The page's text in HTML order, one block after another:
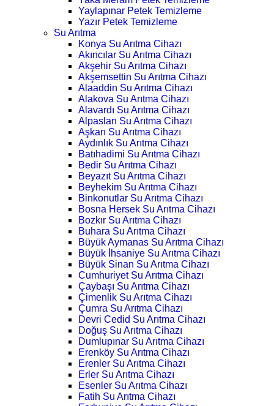
Yaylapınar Petek Temizleme
Yazır Petek Temizleme
Su Arıtma
Konya Su Arıtma Cihazı
Akıncılar Su Arıtma Cihazı
Akşehir Su Arıtma Cihazı
Akşemsettin Su Arıtma Cihazı
Alaaddin Su Arıtma Cihazı
Alakova Su Arıtma Cihazı
Alavardı Su Arıtma Cihazı
Alpaslan Su Arıtma Cihazı
Aşkan Su Arıtma Cihazı
Aydınlık Su Arıtma Cihazı
Batıhadimi Su Arıtma Cihazı
Bedir Su Arıtma Cihazı
Beyazıt Su Arıtma Cihazı
Beyhekim Su Arıtma Cihazı
Binkonutlar Su Arıtma Cihazı
Bosna Hersek Su Arıtma Cihazı
Bozkır Su Arıtma Cihazı
Buhara Su Arıtma Cihazı
Büyük Aymanas Su Arıtma Cihazı
Büyük İhsaniye Su Arıtma Cihazı
Büyük Sinan Su Arıtma Cihazı
Cumhuriyet Su Arıtma Cihazı
Çaybaşı Su Arıtma Cihazı
Çimenlik Su Arıtma Cihazı
Çumra Su Arıtma Cihazı
Devri Cedid Su Arıtma Cihazı
Doğuş Su Arıtma Cihazı
Dumlupınar Su Arıtma Cihazı
Erenköy Su Arıtma Cihazı
Erenler Su Arıtma Cihazı
Erler Su Arıtma Cihazı
Esenler Su Arıtma Cihazı
Fatih Su Arıtma Cihazı